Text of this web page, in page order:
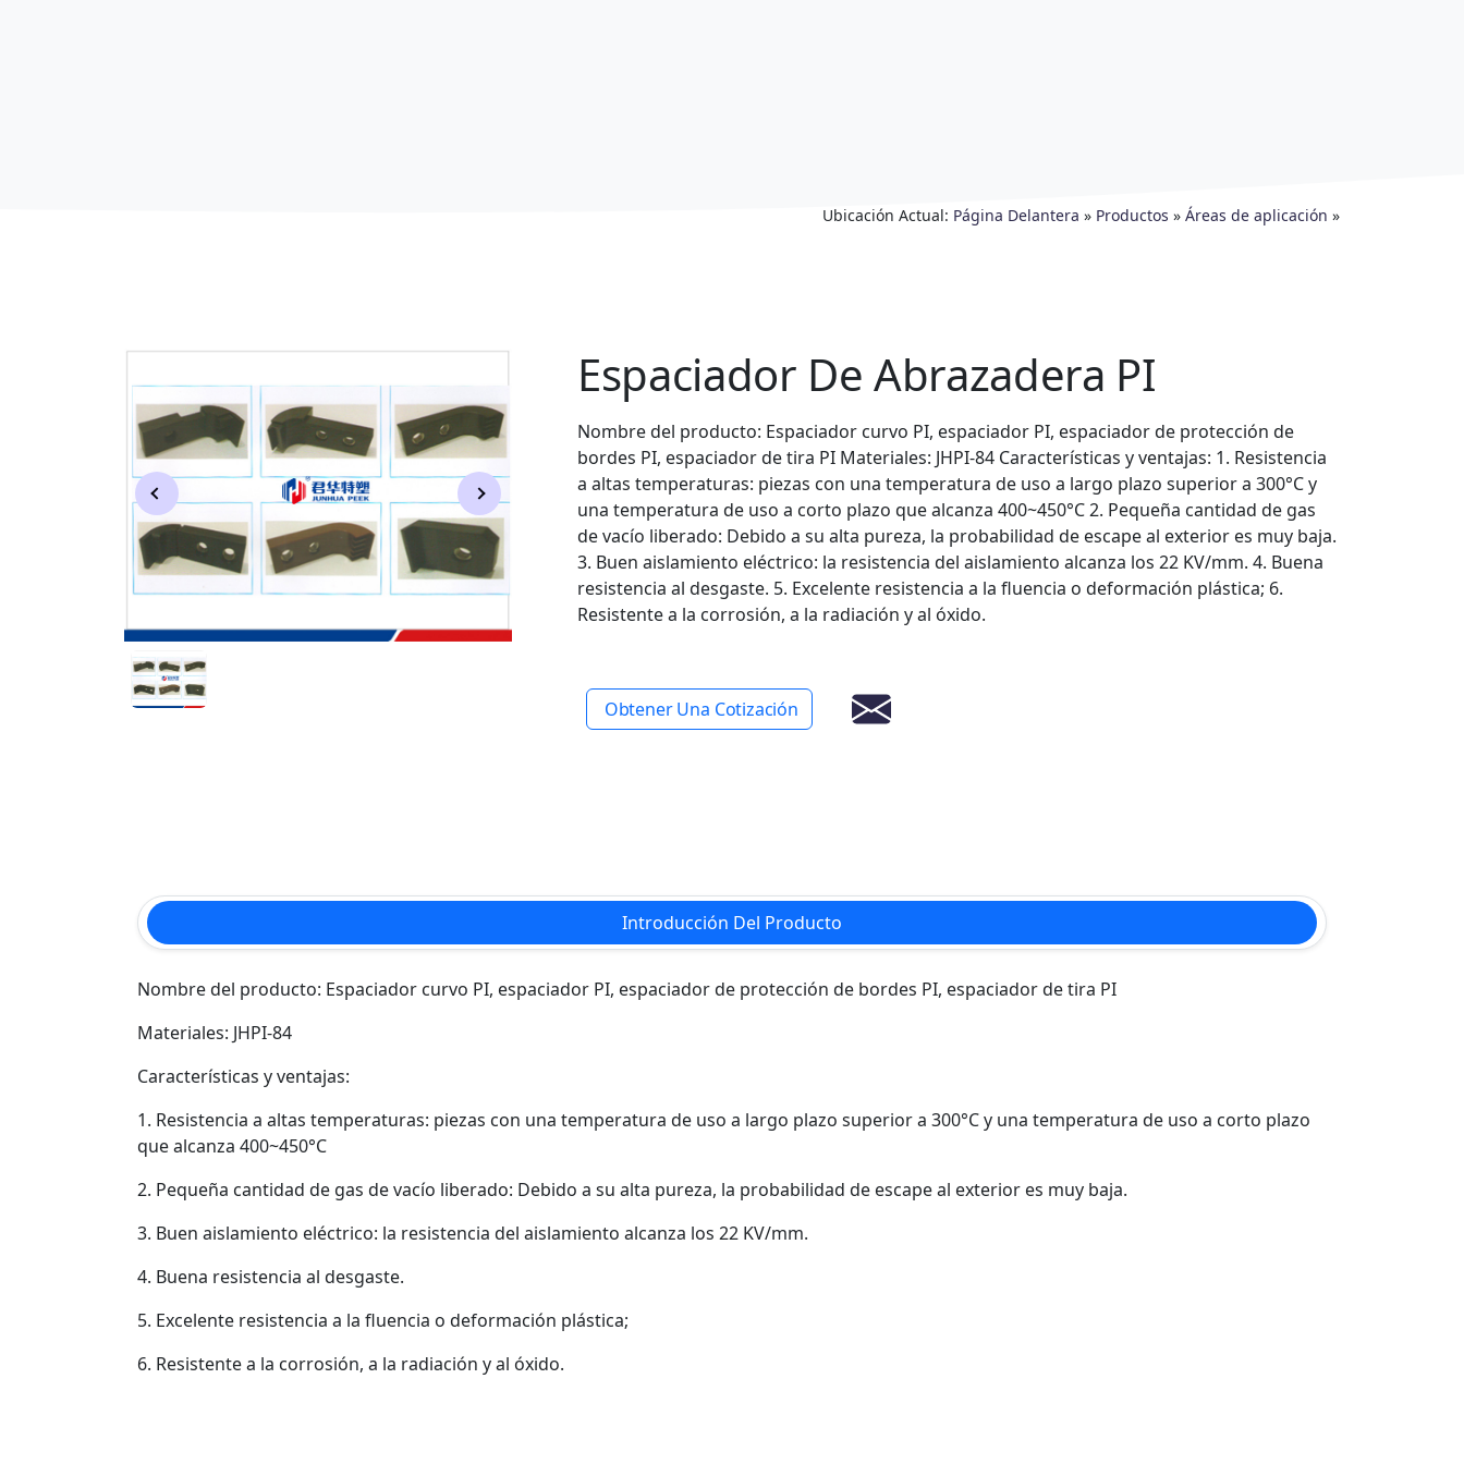
Ubicación Actual: Página Delantera » Productos » Áreas de aplicación »
Espaciador De Abrazadera PI
Nombre del producto: Espaciador curvo PI, espaciador PI, espaciador de protección de
bordes PI, espaciador de tira PI Materiales: JHPI-84 Características y ventajas: 1. Resistencia
a altas temperaturas: piezas con una temperatura de uso a largo plazo superior a 300°C y
una temperatura de uso a corto plazo que alcanza 400~450°C 2. Pequeña cantidad de gas
de vacío liberado: Debido a su alta pureza, la probabilidad de escape al exterior es muy baja.
3. Buen aislamiento eléctrico: la resistencia del aislamiento alcanza los 22 KV/mm. 4. Buena
resistencia al desgaste. 5. Excelente resistencia a la fluencia o deformación plástica; 6.
Resistente a la corrosión, a la radiación y al óxido.
Obtener Una Cotización
Introducción Del Producto
Nombre del producto: Espaciador curvo PI, espaciador PI, espaciador de protección de bordes PI, espaciador de tira PI
Materiales: JHPI-84
Características y ventajas:
1. Resistencia a altas temperaturas: piezas con una temperatura de uso a largo plazo superior a 300°C y una temperatura de uso a corto plazo
que alcanza 400~450°C
2. Pequeña cantidad de gas de vacío liberado: Debido a su alta pureza, la probabilidad de escape al exterior es muy baja.
3. Buen aislamiento eléctrico: la resistencia del aislamiento alcanza los 22 KV/mm.
4. Buena resistencia al desgaste.
5. Excelente resistencia a la fluencia o deformación plástica;
6. Resistente a la corrosión, a la radiación y al óxido.